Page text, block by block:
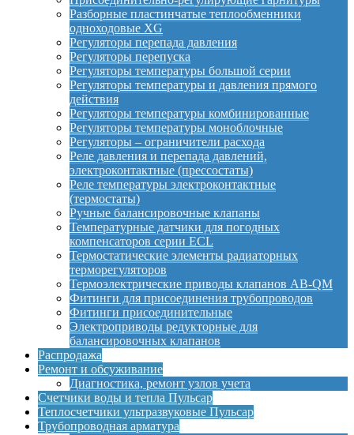
Разборные пластинчатые теплообменники
одноходовые XG
Регуляторы перепада давления
Регуляторы перепуска
Регуляторы температуры большой серии
Регуляторы температуры и давления прямого
действия
Регуляторы температуры комбинированные
Регуляторы температуры моноблочные
Регуляторы – ограничители расхода
Реле давления и перепада давлений,
электроконтактные (прессостаты)
Реле температуры электроконтактные
(термостаты)
Ручные балансировочные клапаны
Температурные датчики для погодных
компенсаторов серии ECL
Термостатические элементы радиаторных
терморегуляторов
Термоэлектрические приводы клапанов AB-QM
Фитинги для присоединения трубопроводов
Фитинги присоединительные
Электроприводы редукторные для
балансировочных клапанов
Распродажа
Ремонт и обсуживание
Диагностика, ремонт узлов учета
Счетчики воды и тепла Пульсар
Теплосчетчики ультразвуковые Пульсар
Трубопроводная арматура